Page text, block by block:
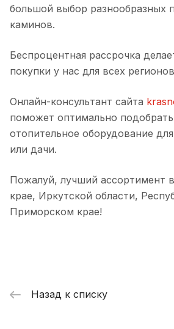
большой выбор разнообразных
каминов.
Беспроцентная рассрочка
покупки у нас для всех
Онлайн-консультант сайта
поможет оптимально
отопительное оборудование
или дачи.
Пожалуй, лучший ассортимент
крае, Иркутской области,
Приморском крае!
Назад к списку